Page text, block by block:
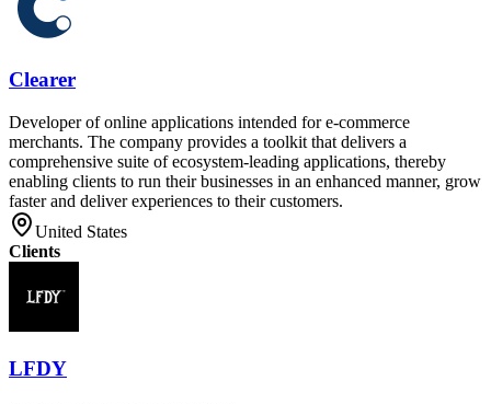
Clearer
Developer of online applications intended for e-commerce
merchants. The company provides a toolkit that delivers a
comprehensive suite of ecosystem-leading applications, thereby
enabling clients to run their businesses in an enhanced manner, grow
faster and deliver experiences to their customers.
United States
Clients
LFDY